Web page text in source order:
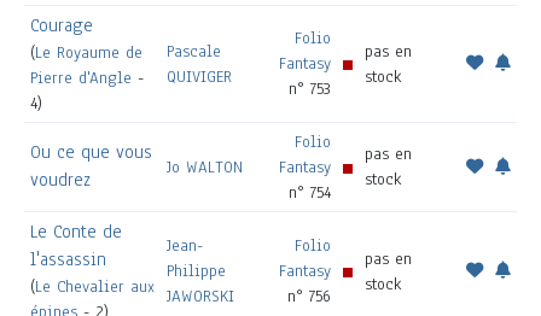
Courage
(Le Royaume de
Pierre d'Angle -
4)
Pascale
QUIVIGER
Folio
Fantasy
n° 753
pas en
stock
Ou ce que vous
voudrez
Jo WALTON
Folio
Fantasy
n° 754
pas en
stock
Le Conte de
l'assassin
(Le Chevalier aux
Jean-
Philippe
JAWORSKI
Folio
Fantasy
n° 756
pas en
stock